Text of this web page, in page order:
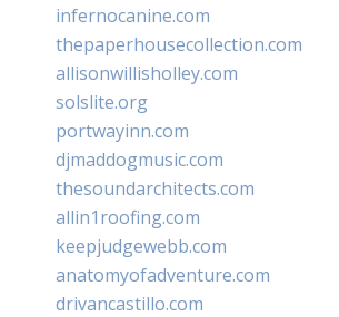
infernocanine.com
thepaperhousecollection.com
allisonwillisholley.com
solslite.org
portwayinn.com
djmaddogmusic.com
thesoundarchitects.com
allin1roofing.com
keepjudgewebb.com
anatomyofadventure.com
drivancastillo.com